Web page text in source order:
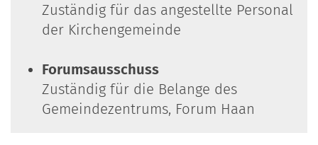
Zuständig für das angestellte Personal
der Kirchengemeinde
Forumsausschuss
Zuständig für die Belange des
Gemeindezentrums, Forum Haan